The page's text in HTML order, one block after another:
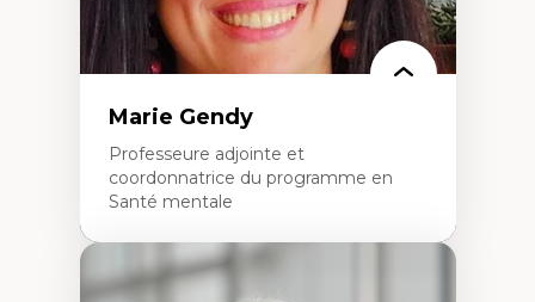
artificielle, l’apprentissage machine et les
hautes technologies
Féminismes et nouvelles technologies
Marie Gendy
Professeure adjointe et
coordonnatrice du programme en
Santé mentale
Expertises